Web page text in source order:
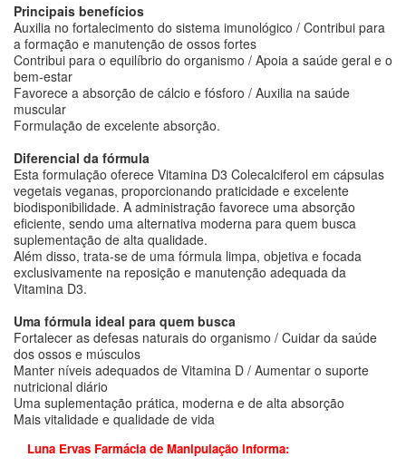
Principais benefícios
Auxilia no fortalecimento do sistema imunológico / Contribui para
a formação e manutenção de ossos fortes
Contribui para o equilíbrio do organismo / Apoia a saúde geral e o
bem-estar
Favorece a absorção de cálcio e fósforo / Auxilia na saúde
muscular
Formulação de excelente absorção.
Diferencial da fórmula
Esta formulação oferece Vitamina D3 Colecalciferol em cápsulas
vegetais veganas, proporcionando praticidade e excelente
biodisponibilidade. A administração favorece uma absorção
eficiente, sendo uma alternativa moderna para quem busca
suplementação de alta qualidade.
Além disso, trata-se de uma fórmula limpa, objetiva e focada
exclusivamente na reposição e manutenção adequada da
Vitamina D3.
Uma fórmula ideal para quem busca
Fortalecer as defesas naturais do organismo / Cuidar da saúde
dos ossos e músculos
Manter níveis adequados de Vitamina D / Aumentar o suporte
nutricional diário
Uma suplementação prática, moderna e de alta absorção
Mais vitalidade e qualidade de vida
Luna Ervas Farmácia de Manipulação informa: